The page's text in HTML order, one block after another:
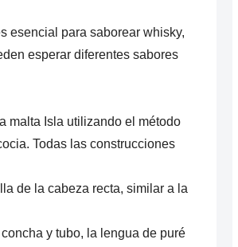
esencial para saborear whisky,
esperar diferentes sabores
malta Isla utilizando el método
Todas las construcciones
de la cabeza recta, similar a la
y tubo, la lengua de puré